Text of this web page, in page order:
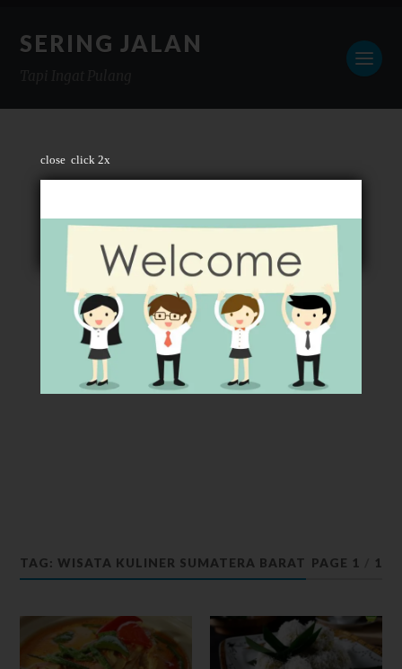
close click 2x
SERING JALAN
TAG: WISATA KULINER SUMATERA BARAT PAGE 1 1